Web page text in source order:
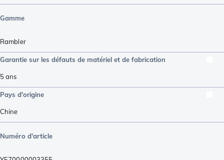
Gamme
Rambler
Garantie sur les défauts de matériel et de fabrication
5 ans
Pays d'origine
Chine
Numéro d'article